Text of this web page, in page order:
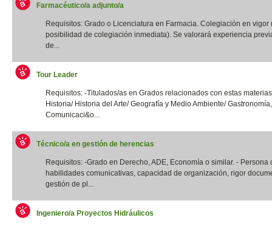
Farmacéutico/a adjunto/a
Requisitos: Grado o Licenciatura en Farmacia. Colegiación en vigor
posibilidad de colegiación inmediata). Se valorará experiencia
de...
Tour Leader
Requisitos: -Titulados/as en Grados relacionados con estas
Historia/ Historia del Arte/ Geografía y Medio Ambiente/ Gastronomía,
Comunicaci&o...
Técnico/a en gestión de herencias
Requisitos: -Grado en Derecho, ADE, Economía o similar. - Persona
habilidades comunicativas, capacidad de organización, rigor
gestión de pl...
Ingeniero/a Proyectos Hidráulicos